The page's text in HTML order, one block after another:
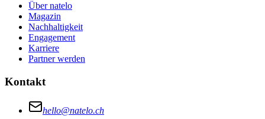
Über natelo
Magazin
Nachhaltigkeit
Engagement
Karriere
Partner werden
Kontakt
hello@natelo.ch